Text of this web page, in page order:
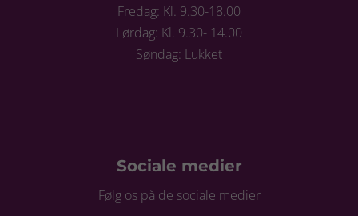
Fredag: Kl. 9.30-18.00
Lørdag: Kl. 9.30- 14.00
Søndag: Lukket
Sociale medier
Følg os på de sociale medier